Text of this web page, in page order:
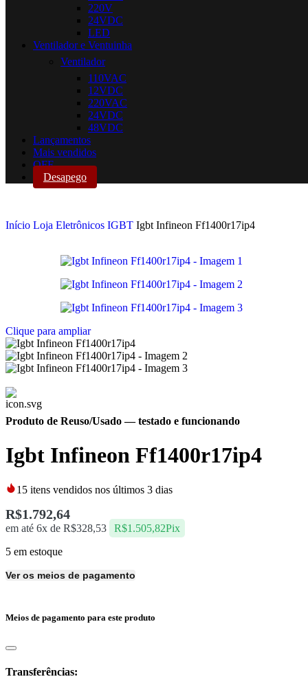
220V
24VDC
LED
Ventilador e Ventuinha
Ventilador
110VAC
12VDC
220VAC
24VDC
48VDC
Lançamentos
Mais vendidos
OFF
Desapego
Início Loja Eletrônicos IGBT Igbt Infineon Ff1400r17ip4
Clique para ampliar
Produto de Reuso/Usado— testado e funcionando
Igbt Infineon Ff1400r17ip4
15 itens vendidos nos últimos 3 dias
R$1.792,64
em até 6x de R$328,53 R$1.505,82Pix
5 em estoque
Ver os meios de pagamento
Meios de pagamento para este produto
Transferências: